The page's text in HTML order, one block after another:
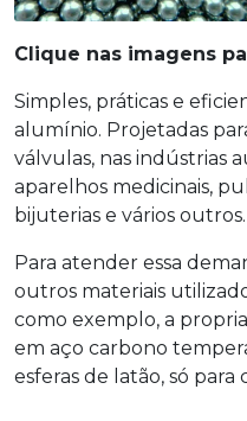
Clique nas imagens
Simples, práticas e
alumínio. Projetadas
válvulas, nas indústrias
aparelhos medicinais,
bijuterias e vários outros.
Para atender essa
outros materiais
como exemplo, a
em aço carbono
esferas de latão, só para